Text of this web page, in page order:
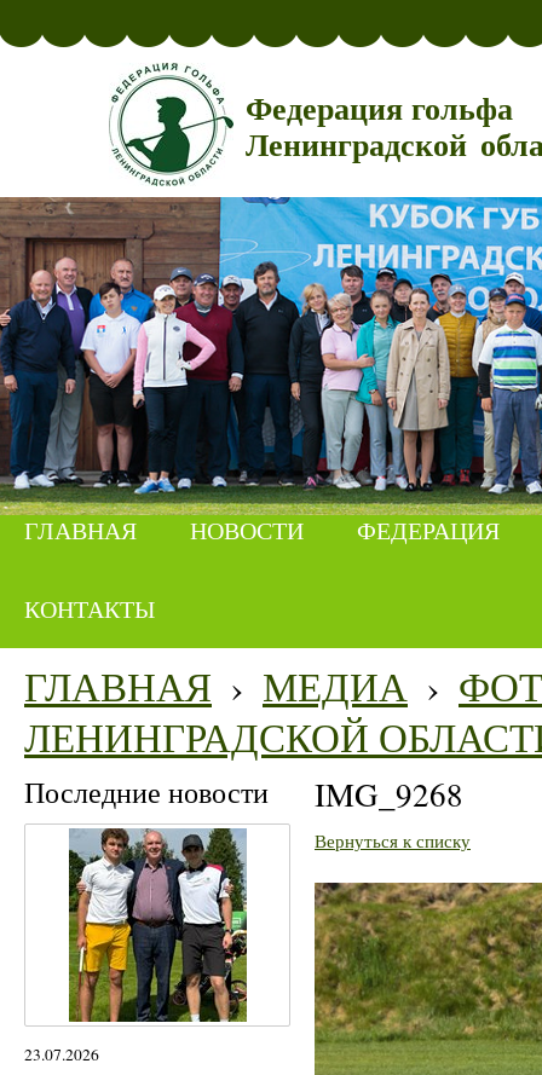
Федерация гольфа
Ленинградской
ГЛАВНАЯ НОВОСТИ ФЕДЕРАЦИЯ
КОНТАКТЫ
ГЛАВНАЯ › МЕДИА ›
ЛЕНИНГРАДСКОЙ
Последние новости
23.07.2026
IMG_9268
Вернуться к списку